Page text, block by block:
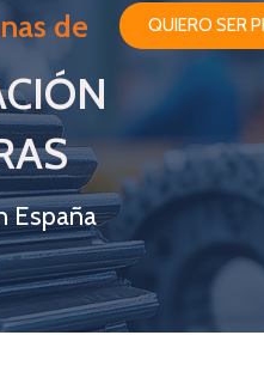
de
España
QUIERO SER